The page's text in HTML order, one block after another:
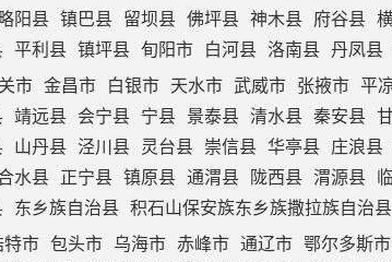
阳县 镇巴县 留坝县 佛坪县 神木县 府谷县
平利县 镇坪县 旬阳市 白河县 洛南县 丹凤县
市 金昌市 白银市 天水市 武威市 张掖市 平
靖远县 会宁县 宁县 景泰县 清水县 秦安县
山丹县 泾川县 灵台县 崇信县 华亭县 庄浪县
水县 正宁县 镇原县 通渭县 陇西县 渭源县
东乡族自治县 积石山保安族东乡族撒拉族自治县
特市 包头市 乌海市 赤峰市 通辽市 鄂尔多斯市